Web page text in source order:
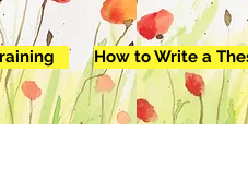
How to Write a